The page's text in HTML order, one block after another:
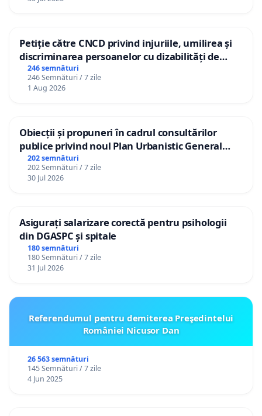
Petiție către CNCD privind injuriile, umilirea și
discriminarea persoanelor cu dizabilități de
către utilizatorul TikTok „Gorici”
246 semnături
246 Semnături / 7 zile
1 Aug 2026
Obiecții și propuneri în cadrul consultărilor
publice privind noul Plan Urbanistic General
(PUG) Ialoveni
202 semnături
202 Semnături / 7 zile
30 Jul 2026
Asigurați salarizare corectă pentru psihologii
din DGASPC și spitale
180 semnături
180 Semnături / 7 zile
31 Jul 2026
Referendumul pentru demiterea Preşedintelui
României Nicusor Dan
26 563 semnături
145 Semnături / 7 zile
4 Jun 2025